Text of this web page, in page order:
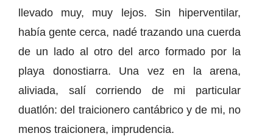
llevado muy, muy lejos. Sin hiperventilar,
había gente cerca, nadé trazando una cuerda
de un lado al otro del arco formado por la
playa donostiarra. Una vez en la arena,
aliviada, salí corriendo de mi particular
duatlón: del traicionero cantábrico y de mi, no
menos traicionera, imprudencia.